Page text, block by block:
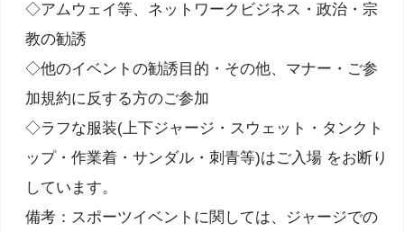
◇アムウェイ等、ネットワークビジネス・政治・宗
教の勧誘
◇他のイベントの勧誘目的・その他、マナー・ご参
加規約に反する方のご参加
◇ラフな服装(上下ジャージ・スウェット・タンクト
ップ・作業着・サンダル・刺青等)はご入場 をお断り
しています。
備考：スポーツイベントに関しては、ジャージでの